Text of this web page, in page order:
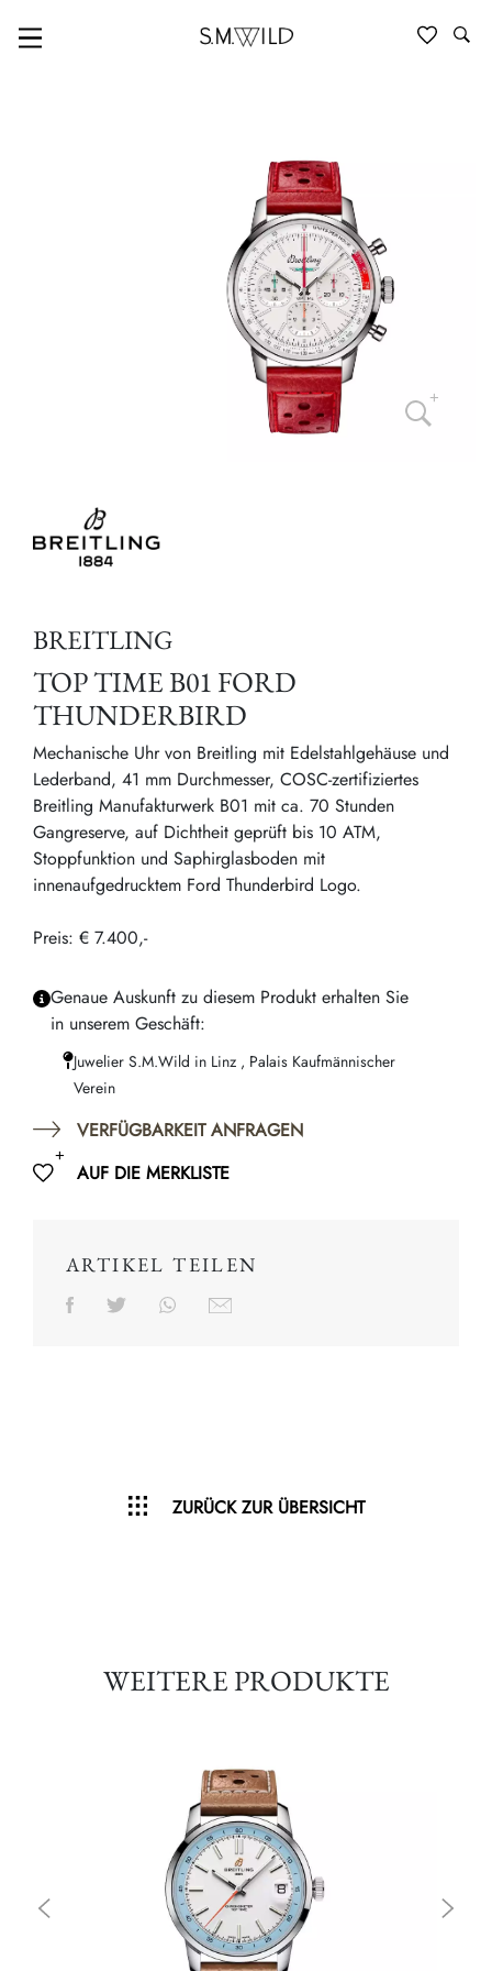
BREITLING
TOP TIME B01 FORD
THUNDERBIRD
Mechanische Uhr von Breitling mit Edelstahlgehäuse und
Lederband, 41 mm Durchmesser, COSC-zertifiziertes
Breitling Manufakturwerk B01 mit ca. 70 Stunden
Gangreserve, auf Dichtheit geprüft bis 10 ATM,
Stoppfunktion und Saphirglasboden mit
innenaufgedrucktem Ford Thunderbird Logo.
Preis: € 7.400,-
Genaue Auskunft zu diesem Produkt erhalten Sie
in unserem Geschäft:
Juwelier S.M.Wild in Linz , Palais Kaufmännischer
Verein
VERFÜGBARKEIT ANFRAGEN
AUF DIE MERKLISTE
ARTIKEL TEILEN
ZURÜCK ZUR ÜBERSICHT
WEITERE PRODUKTE